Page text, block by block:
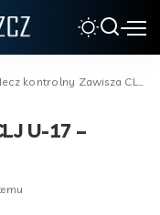
kontrolny Zawisza CLJ U-17 – Zawisza Rezerwy
U-17 –